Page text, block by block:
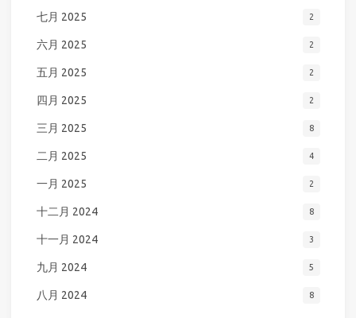
七月 2025 2
六月 2025 2
五月 2025 2
四月 2025 2
三月 2025 8
二月 2025 4
一月 2025 2
十二月 2024 8
十一月 2024 3
九月 2024 5
八月 2024 8